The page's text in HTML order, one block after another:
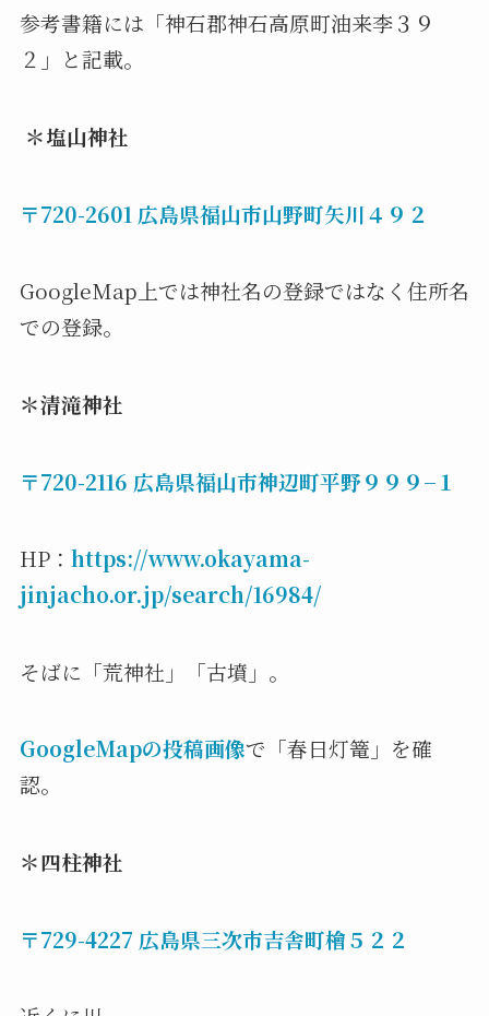
参考書籍には「神石郡神石高原町油来李３９
２」と記載。
＊塩山神社
〒720-2601 広島県福山市山野町矢川４９２
GoogleMap上では神社名の登録ではなく住所名
での登録。
＊清滝神社
〒720-2116 広島県福山市神辺町平野９９９−１
HP： https://www.okayama-
jinjacho.or.jp/search/16984/
そばに「荒神社」「古墳」。
GoogleMapの投稿画像で「春日灯篭」を確
認。
＊四柱神社
〒729-4227 広島県三次市吉舎町檜５２２